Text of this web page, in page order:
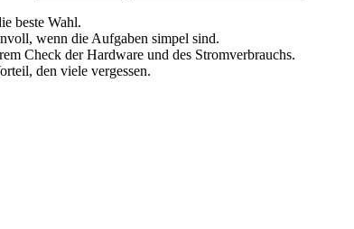
beste Wahl.
wenn die Aufgaben simpel sind.
Check der Hardware und des Stromverbrauchs.
den viele vergessen.